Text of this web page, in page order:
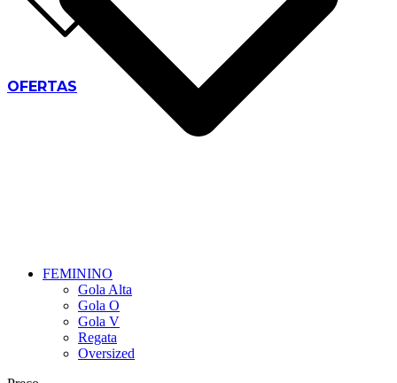
OFERTAS
FEMININO
Gola Alta
Gola O
Gola V
Regata
Oversized